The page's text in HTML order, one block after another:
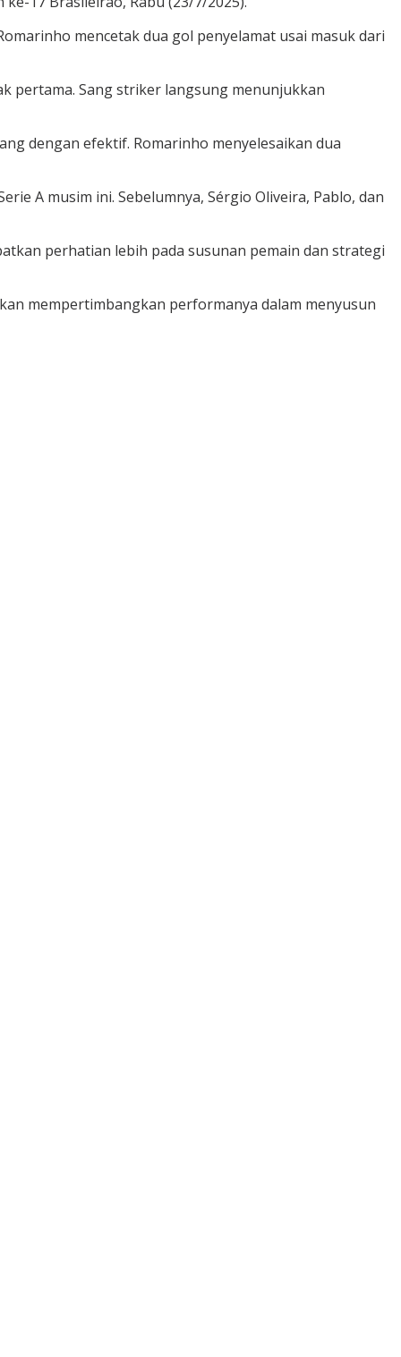
mencetak dua gol penyelamat usai masuk dari
pertama. Sang striker langsung menunjukkan
dengan efektif. Romarinho menyelesaikan dua
A musim ini. Sebelumnya, Sérgio Oliveira, Pablo, dan
perhatian lebih pada susunan pemain dan strategi
mempertimbangkan performanya dalam menyusun